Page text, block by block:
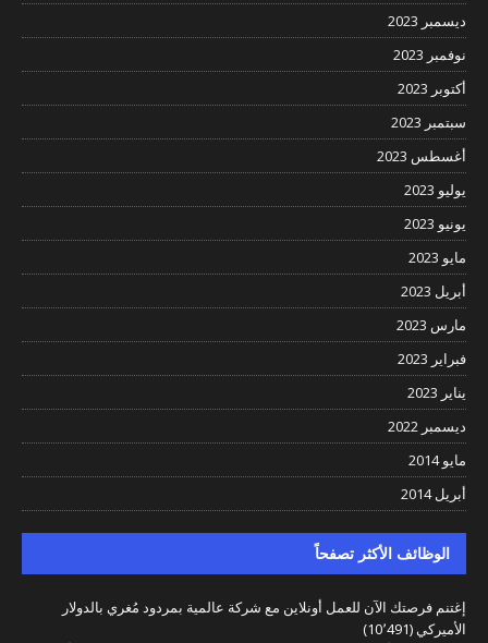
ديسمبر 2023
نوفمبر 2023
أكتوبر 2023
سبتمبر 2023
أغسطس 2023
يوليو 2023
يونيو 2023
مايو 2023
أبريل 2023
مارس 2023
فبراير 2023
يناير 2023
ديسمبر 2022
مايو 2014
أبريل 2014
الوظائف الأكثر تصفحاً
إغتنم فرصتك الآن للعمل أونلاين مع شركة عالمية بمردود مُغري بالدولار
الأميركي(10٬491)